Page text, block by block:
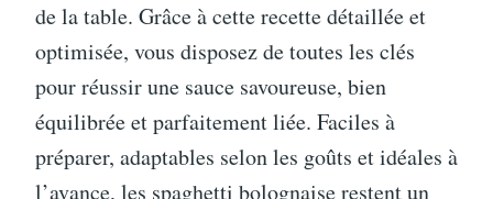
de la table. Grâce à cette recette détaillée et
optimisée, vous disposez de toutes les clés
pour réussir une sauce savoureuse, bien
équilibrée et parfaitement liée. Faciles à
préparer, adaptables selon les goûts et idéales à
l’avance, les spaghetti bolognaise restent un